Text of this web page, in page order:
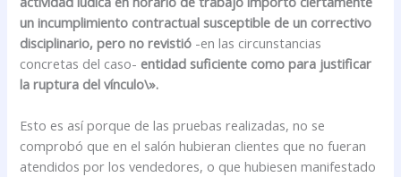
un incumplimiento contractual susceptible de un correctivo
disciplinario, pero no revistió -en las circunstancias
concretas del caso- entidad suficiente como para justificar
la ruptura del vínculo\».
Esto es así porque de las pruebas realizadas, no se
comprobó que en el salón hubieran clientes que no fueran
atendidos por los vendedores, o que hubiesen manifestado